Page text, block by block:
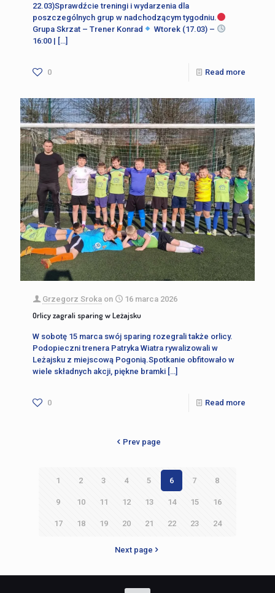
22.03)Sprawdźcie treningi i wydarzenia dla
poszczególnych grup w nadchodzącym tygodniu.
Grupa Skrzat – Trener Konrad
Wtorek (17.03) –
16:00 | […]
0 Read more
Grzegorz Sroka on 16 marca 2026
Orlicy zagrali sparing w Leżajsku
W sobotę 15 marca swój sparing rozegrali także orlicy.
Podopieczni trenera Patryka Wiatra rywalizowali w
Leżajsku z miejscową Pogonią.Spotkanie obfitowało w
wiele składnych akcji, piękne bramki […]
0 Read more
Prev page
1 2 3 4 5 6 7 8
9 10 11 12 13 14 15 16
17 18 19 20 21 22 23 24
Next page